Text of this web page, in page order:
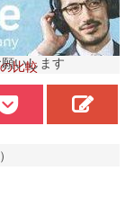
比較
いします
）